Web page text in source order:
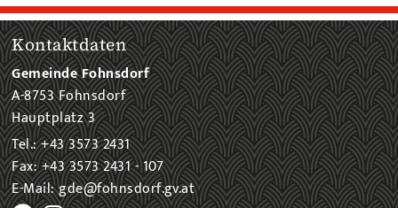
Kontaktdaten
Gemeinde Fohnsdorf
A-8753 Fohnsdorf
Hauptplatz 3
Tel.: +43 3573 2431
Fax: +43 3573 2431 - 107
E-Mail: gde@fohnsdorf.gv.at